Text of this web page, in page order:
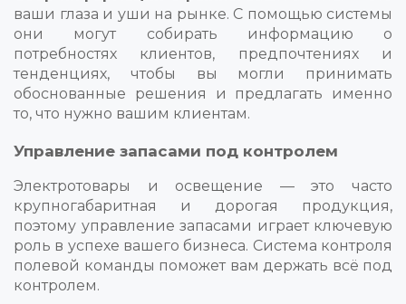
ваши глаза и уши на рынке. С помощью системы
они могут собирать информацию о
потребностях клиентов, предпочтениях и
тенденциях, чтобы вы могли принимать
обоснованные решения и предлагать именно
то, что нужно вашим клиентам.
Управление запасами под контролем
Электротовары и освещение — это часто
крупногабаритная и дорогая продукция,
поэтому управление запасами играет ключевую
роль в успехе вашего бизнеса. Система контроля
полевой команды поможет вам держать всё под
контролем.